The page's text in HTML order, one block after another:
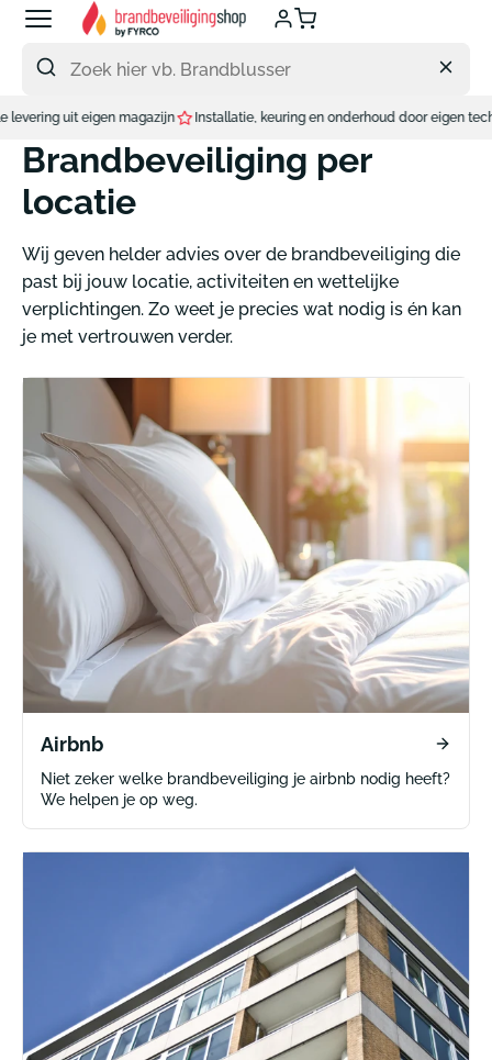
Meteen
naar
content
keuring en onderhoud door eigen techniekers.
Brandbeveiliging per
locatie
Wij geven helder advies over de brandbeveiliging die
past bij jouw locatie, activiteiten en wettelijke
verplichtingen. Zo weet je precies wat nodig is én kan
je met vertrouwen verder.
Airbnb
Niet zeker welke brandbeveiliging je airbnb nodig heeft?
We helpen je op weg.